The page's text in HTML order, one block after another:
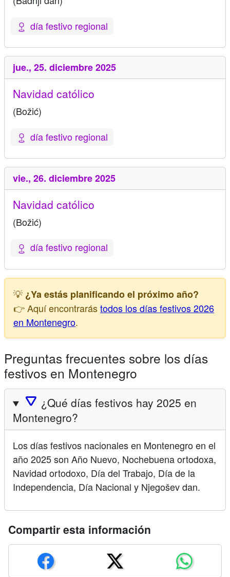
día festivo regional
jue., 25. diciembre 2025
Navidad católico
(Božić)
día festivo regional
vie., 26. diciembre 2025
Navidad católico
(Božić)
día festivo regional
💡 ¿Ya estás planificando el próximo año?
👉 Aquí encontrarástodos los días festivos 2026
en Montenegro.
Preguntas frecuentes sobre los días
festivos en Montenegro
🛆 ¿Qué días festivos hay 2025 en
Montenegro?
Los días festivos nacionales en Montenegro en el
año 2025 son Año Nuevo, Nochebuena ortodoxa,
Navidad ortodoxo, Día del Trabajo, Día de la
Independencia, Día Nacional y Njegošev dan.
Compartir esta información